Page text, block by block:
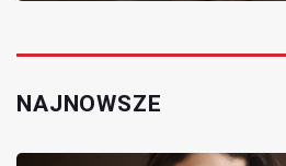
NAJNOWSZE